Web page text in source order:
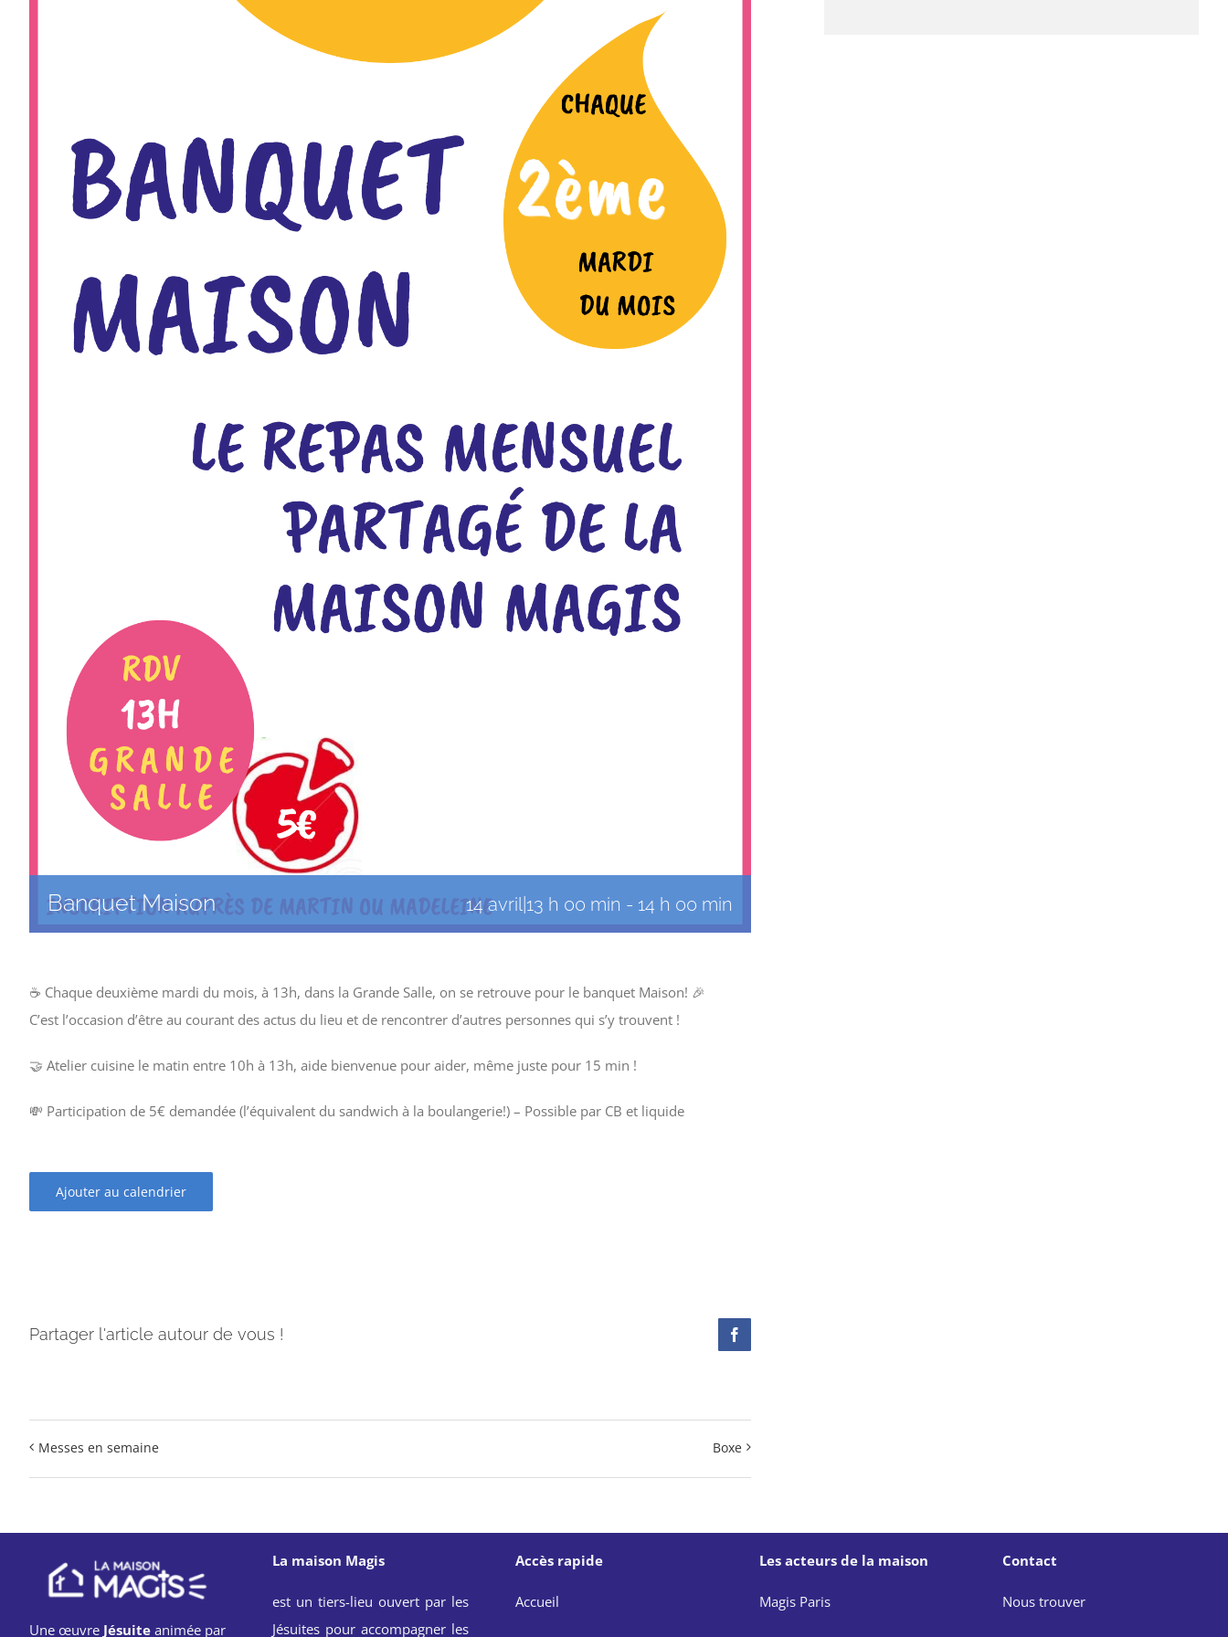
Banquet Maison 14 avril|13 h 00 min - 14 h 00 min
☕️ Chaque deuxième mardi du mois, à 13h, dans la Grande Salle, on se retrouve pour le banquet Maison! 🎉
C’est l’occasion d’être au courant des actus du lieu et de rencontrer d’autres personnes qui s’y trouvent !
🤝 Atelier cuisine le matin entre 10h à 13h, aide bienvenue pour aider, même juste pour 15 min !
💸 Participation de 5€ demandée (l’équivalent du sandwich à la boulangerie!) – Possible par CB et liquide
Ajouter au calendrier
Partager l'article autour de vous ! Facebook
Messes en semaine Boxe
Une œuvre Jésuiteanimée par
La maison Magis
est un tiers-lieu ouvert par les
Jésuites pour accompagner les
Accès rapide
Accueil
Les acteurs de la maison
Magis Paris
Contact
Nous trouver